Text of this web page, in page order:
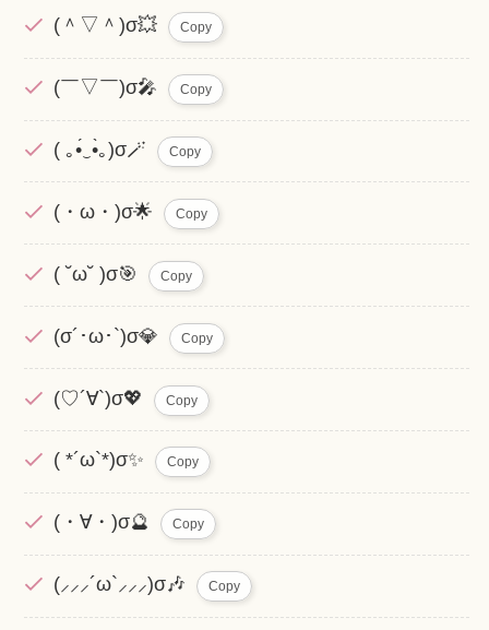
(＾▽＾)σ💥 Copy
(￣▽￣)σ🎤 Copy
( ｡•́‿•̀｡)σ🪄 Copy
(・ω・)σ🌟 Copy
( ˘ω˘ )σ🎯 Copy
(σ´･ω･`)σ💎 Copy
(♡´∀`)σ💖 Copy
( *´ω`*)σ✨ Copy
(・∀・)σ🔮 Copy
(⸝⸝⸝´ω`⸝⸝⸝)σ🎶 Copy